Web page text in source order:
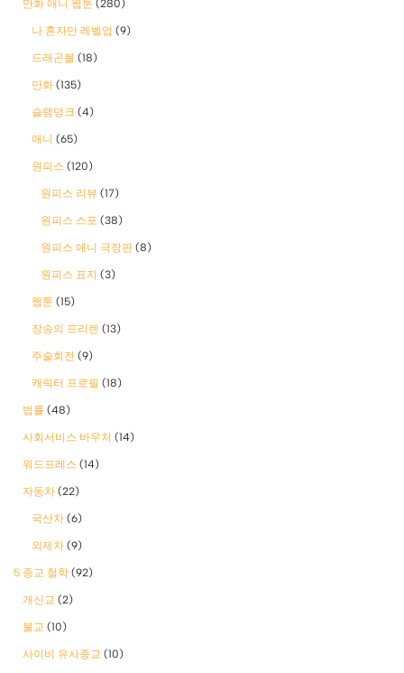
만화 애니 웹툰 (280)
나 혼자만 레벨업 (9)
드래곤볼 (18)
만화 (135)
슬램덩크 (4)
애니 (65)
원피스 (120)
원피스 리뷰 (17)
원피스 스포 (38)
원피스 애니 극장판 (8)
원피스 표지 (3)
웹툰 (15)
장송의 프리렌 (13)
주술회전 (9)
캐릭터 프로필 (18)
법률 (48)
사회서비스 바우처 (14)
워드프레스 (14)
자동차 (22)
국산차 (6)
외제차 (9)
5 종교 철학 (92)
개신교 (2)
불교 (10)
사이비 유사종교 (10)